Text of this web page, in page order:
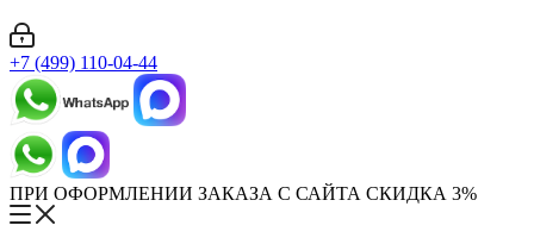
+7 (499) 110-04-44
ПРИ ОФОРМЛЕНИИ ЗАКАЗА С САЙТА СКИДКА 3%